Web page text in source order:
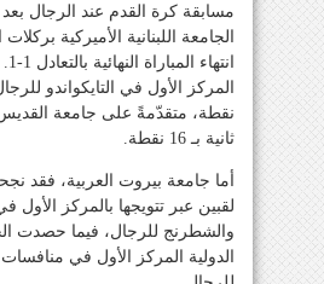
مسابقة كرة القدم عند الرجال
نقطة، متقدّمةً على جامعة
ثانية بـ 16 نقطة.
أما جامعة بيروت العربية، فقد
لقبين عبر تتويجها بالمركز الأول
والشطرنج للرجال، فيما حصدت
الدولية المركز الأول في